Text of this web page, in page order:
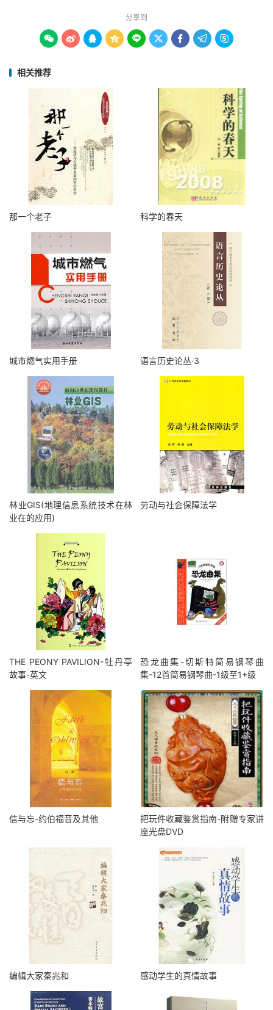
分享到
        
相关推荐
那一个老子 科学的春天
城市燃气实用手册 语言历史论丛·3
林业GIS(地理信息系统技术在林
业在的应用)
劳动与社会保障法学
THE PEONY PAVILION-牡丹亭
故事-英文
恐龙曲集-切斯特简易钢琴曲
集-12首简易钢琴曲-1级至1+级
信与忘-约伯福音及其他
把玩件收藏鉴赏指南-附赠专家讲
座光盘DVD
编辑大家秦兆和 感动学生的真情故事